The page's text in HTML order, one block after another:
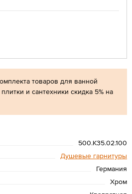
товаров для ванной
и сантехники скидка 5% на
500.K35.02.100
Душевые гарнитуры
Германия
Хром